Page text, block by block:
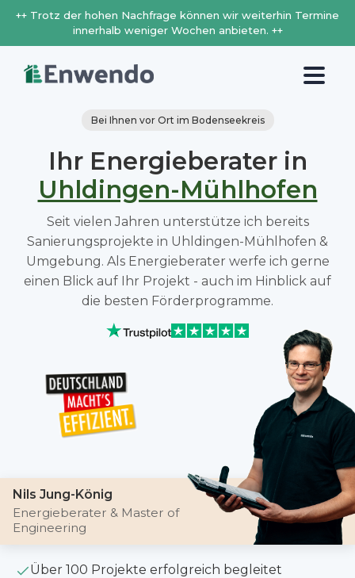
++ Trotz der hohen Nachfrage können wir weiterhin Termine
innerhalb weniger Wochen anbieten. ++
Bei Ihnen vor Ort im Bodenseekreis
Ihr Energieberater in
Uhldingen-Mühlhofen
Seit vielen Jahren unterstütze ich bereits
Sanierungsprojekte in Uhldingen-Mühlhofen &
Umgebung. Als Energieberater werfe ich gerne
einen Blick auf Ihr Projekt - auch im Hinblick auf
die besten Förderprogramme.
Nils Jung-König
Energieberater & Master of
Engineering
Über 100 Projekte erfolgreich begleitet